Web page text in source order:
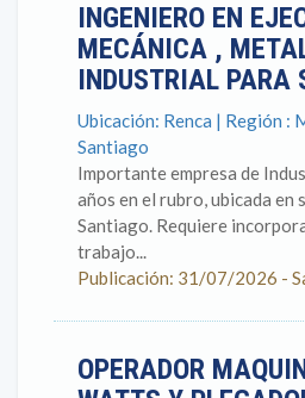
INGENIERO EN
MECÁNICA ,
INDUSTRIAL PARA
Ubicación: Renca | Región :
Santiago
Importante empresa de
años en el rubro, ubicada
Santiago. Requiere
trabajo...
Publicación: 31/07/2026 -
OPERADOR